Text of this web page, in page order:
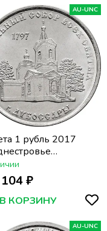
AU-UNC
1 рубль 2017
собор
г.
104 ₽
В КОРЗИНУ
AU-UNC